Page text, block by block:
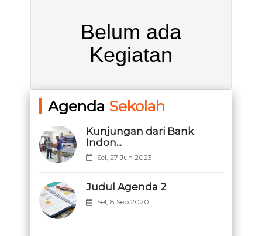
Belum ada
Kegiatan
Agenda Sekolah
Kunjungan dari Bank
Indon...
Sel, 27 Jun 2023
Judul Agenda 2
Sel, 8 Sep 2020